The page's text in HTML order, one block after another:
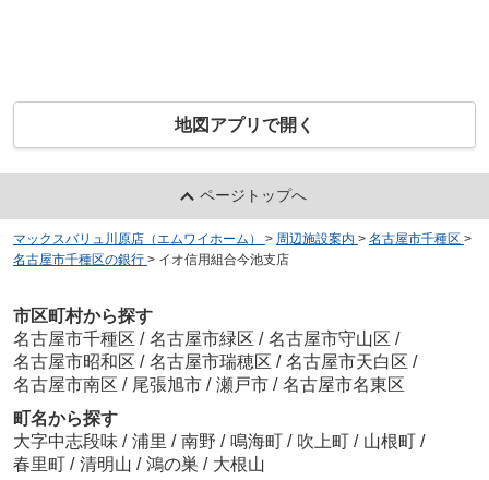
地図アプリで開く
ページトップへ
マックスバリュ川原店（エムワイホーム） > 周辺施設案内 > 名古屋市千種区 >
名古屋市千種区の銀行 > イオ信用組合今池支店
市区町村から探す
名古屋市千種区 / 名古屋市緑区 / 名古屋市守山区 /
名古屋市昭和区 / 名古屋市瑞穂区 / 名古屋市天白区 /
名古屋市南区 / 尾張旭市 / 瀬戸市 / 名古屋市名東区
町名から探す
大字中志段味 / 浦里 / 南野 / 鳴海町 / 吹上町 / 山根町 /
春里町 / 清明山 / 鴻の巣 / 大根山